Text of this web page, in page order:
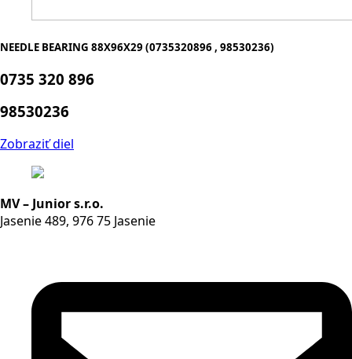
NEEDLE BEARING 88X96X29 (0735320896 , 98530236)
0735 320 896
98530236
Zobraziť diel
MV – Junior s.r.o.
Jasenie 489, 976 75 Jasenie